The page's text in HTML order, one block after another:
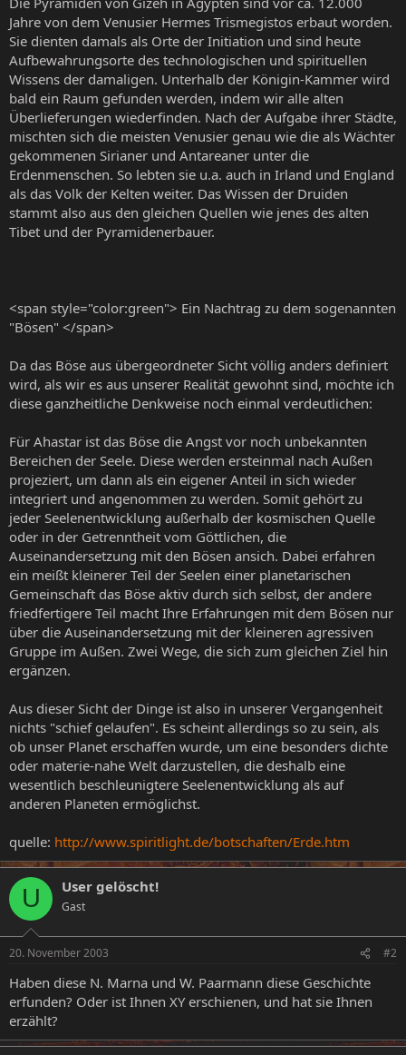
Jahre von dem Venusier Hermes Trismegistos erbaut worden.
Sie dienten damals als Orte der Initiation und sind heute
Aufbewahrungsorte des technologischen und spirituellen
Wissens der damaligen. Unterhalb der Königin-Kammer wird
bald ein Raum gefunden werden, indem wir alle alten
Überlieferungen wiederfinden. Nach der Aufgabe ihrer Städte,
mischten sich die meisten Venusier genau wie die als Wächter
gekommenen Sirianer und Antareaner unter die
Erdenmenschen. So lebten sie u.a. auch in Irland und England
als das Volk der Kelten weiter. Das Wissen der Druiden
stammt also aus den gleichen Quellen wie jenes des alten
Tibet und der Pyramidenerbauer.
<span style="color:green"> Ein Nachtrag zu dem sogenannten
"Bösen" </span>
Da das Böse aus übergeordneter Sicht völlig anders definiert
wird, als wir es aus unserer Realität gewohnt sind, möchte ich
diese ganzheitliche Denkweise noch einmal verdeutlichen:
Für Ahastar ist das Böse die Angst vor noch unbekannten
Bereichen der Seele. Diese werden ersteinmal nach Außen
projeziert, um dann als ein eigener Anteil in sich wieder
integriert und angenommen zu werden. Somit gehört zu
jeder Seelenentwicklung außerhalb der kosmischen Quelle
oder in der Getrenntheit vom Göttlichen, die
Auseinandersetzung mit den Bösen ansich. Dabei erfahren
ein meißt kleinerer Teil der Seelen einer planetarischen
Gemeinschaft das Böse aktiv durch sich selbst, der andere
friedfertigere Teil macht Ihre Erfahrungen mit dem Bösen nur
über die Auseinandersetzung mit der kleineren agressiven
Gruppe im Außen. Zwei Wege, die sich zum gleichen Ziel hin
ergänzen.
Aus dieser Sicht der Dinge ist also in unserer Vergangenheit
nichts "schief gelaufen". Es scheint allerdings so zu sein, als
ob unser Planet erschaffen wurde, um eine besonders dichte
oder materie-nahe Welt darzustellen, die deshalb eine
wesentlich beschleunigtere Seelenentwicklung als auf
anderen Planeten ermöglichst.
quelle: http://www.spiritlight.de/botschaften/Erde.htm
U User gelöscht!
Gast
20. November 2003 #2
Haben diese N. Marna und W. Paarmann diese Geschichte
erfunden? Oder ist Ihnen XY erschienen, und hat sie Ihnen
erzählt?